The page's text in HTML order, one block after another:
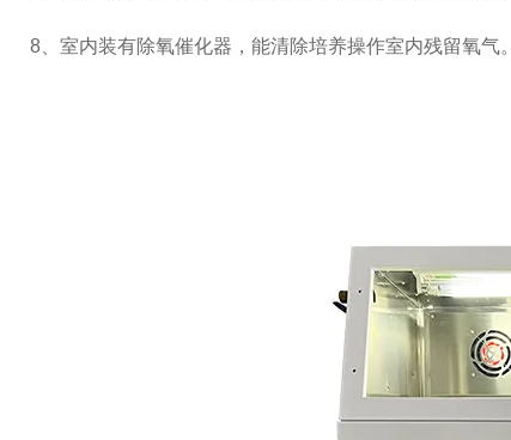
8 、室内装有除氧催化器，能清除培养操作室内残留氧气。